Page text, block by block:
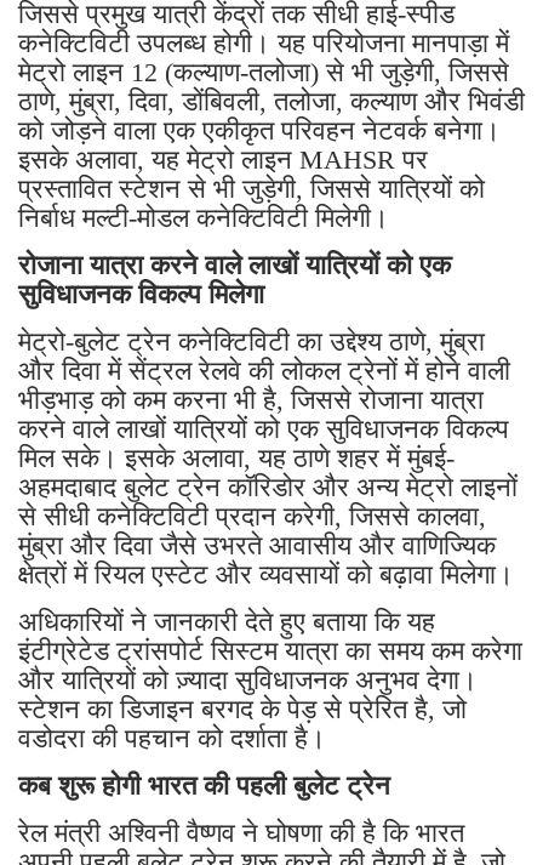
जिससे प्रमुख यात्री केंद्रों तक सीधी हाई-स्पीड
कनेक्टिविटी उपलब्ध होगी। यह परियोजना मानपाड़ा में
मेट्रो लाइन 12 (कल्याण-तलोजा) से भी जुड़ेगी, जिससे
ठाणे, मुंब्रा, दिवा, डोंबिवली, तलोजा, कल्याण और भिवंडी
को जोड़ने वाला एक एकीकृत परिवहन नेटवर्क बनेगा।
इसके अलावा, यह मेट्रो लाइन MAHSR पर
प्रस्तावित स्टेशन से भी जुड़ेगी, जिससे यात्रियों को
निर्बाध मल्टी-मोडल कनेक्टिविटी मिलेगी।
रोजाना यात्रा करने वाले लाखों यात्रियों को एक
सुविधाजनक विकल्प मिलेगा
मेट्रो-बुलेट ट्रेन कनेक्टिविटी का उद्देश्य ठाणे, मुंब्रा
और दिवा में सेंट्रल रेलवे की लोकल ट्रेनों में होने वाली
भीड़भाड़ को कम करना भी है, जिससे रोजाना यात्रा
करने वाले लाखों यात्रियों को एक सुविधाजनक विकल्प
मिल सके। इसके अलावा, यह ठाणे शहर में मुंबई-
अहमदाबाद बुलेट ट्रेन कॉरिडोर और अन्य मेट्रो लाइनों
से सीधी कनेक्टिविटी प्रदान करेगी, जिससे कालवा,
मुंब्रा और दिवा जैसे उभरते आवासीय और वाणिज्यिक
क्षेत्रों में रियल एस्टेट और व्यवसायों को बढ़ावा मिलेगा।
अधिकारियों ने जानकारी देते हुए बताया कि यह
इंटीग्रेटेड ट्रांसपोर्ट सिस्टम यात्रा का समय कम करेगा
और यात्रियों को ज़्यादा सुविधाजनक अनुभव देगा।
स्टेशन का डिजाइन बरगद के पेड़ से प्रेरित है, जो
वडोदरा की पहचान को दर्शाता है।
कब शुरू होगी भारत की पहली बुलेट ट्रेन
रेल मंत्री अश्विनी वैष्णव ने घोषणा की है कि भारत